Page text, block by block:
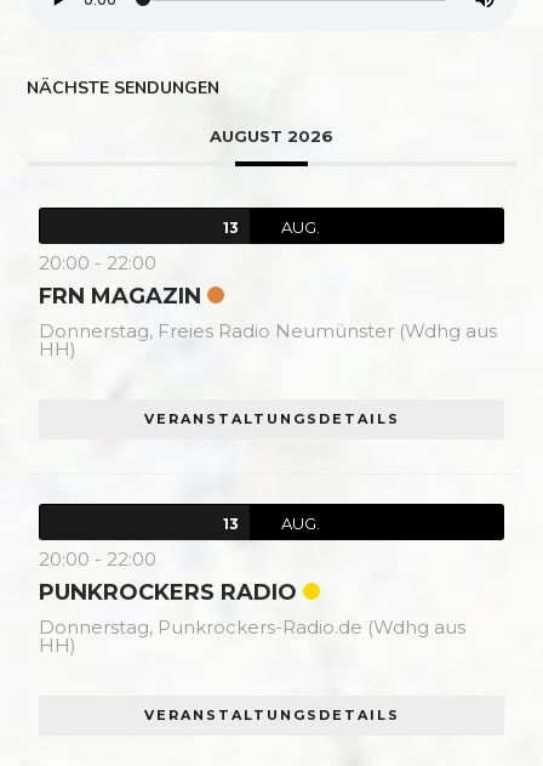
NÄCHSTE SENDUNGEN
AUGUST 2026
13 AUG.
20:00 - 22:00
FRN MAGAZIN
Donnerstag, Freies Radio Neumünster (Wdhg aus
HH)
VERANSTALTUNGSDETAILS
13 AUG.
20:00 - 22:00
PUNKROCKERS RADIO
Donnerstag, Punkrockers-Radio.de (Wdhg aus
HH)
VERANSTALTUNGSDETAILS